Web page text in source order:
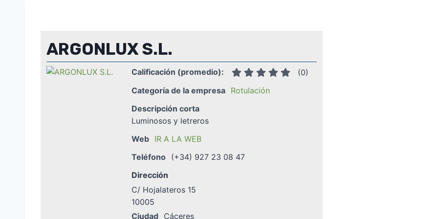
ARGONLUX S.L.
Calificación (promedio): (0)
Categoría de la empresa Rotulación
Descripción corta
Luminosos y letreros
Web IR A LA WEB
Teléfono (+34) 927 23 08 47
Dirección
C/ Hojalateros 15
10005
Ciudad
Cáceres